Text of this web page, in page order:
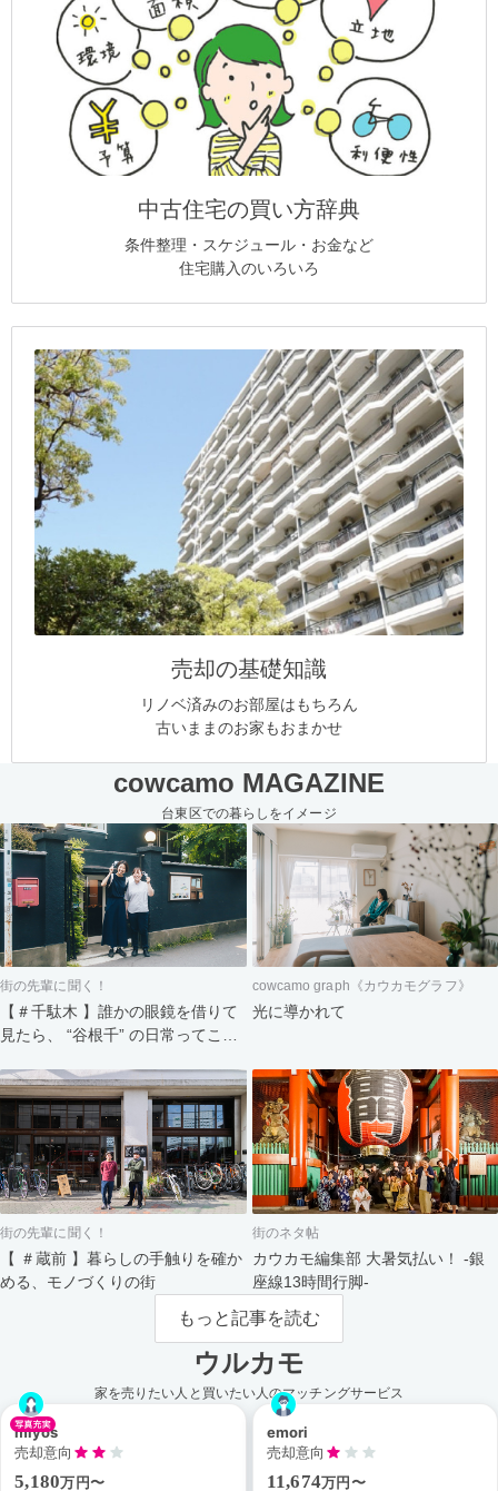
中古住宅の買い方辞典
条件整理・スケジュール・お金など
住宅購入のいろいろ
売却の基礎知識
リノベ済みのお部屋はもちろん
古いままのお家もおまかせ
cowcamo MAGAZINE
台東区での暮らしをイメージ
街の先輩に聞く！
【＃千駄木 】誰かの眼鏡を借りて
見たら、 “谷根千” の日常ってこん
cowcamo graph《カウカモグラフ》
光に導かれて
街の先輩に聞く！
【 ＃蔵前 】暮らしの手触りを確か
める、モノづくりの街
街のネタ帖
カウカモ編集部 大暑気払い！ -銀
座線13時間行脚-
もっと記事を読む
ウルカモ
家を売りたい人と買いたい人のマッチングサービス
miyos
売却意向
5,180万円〜
emori
売却意向
11,674万円〜